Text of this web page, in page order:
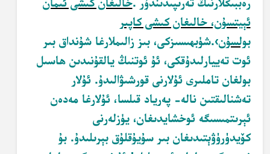
ئېيتسۇن، خالىغان كىشى كاپىر
بولسۇن›.شۈبھىسىزكى، بىز زالىملارغا شۇنداق بىر
ئوت تەييارلىدۇقكى، ئۇ ئوتنىڭ يالقۇنىدىن ھاسىل
بولغان تاملىرى ئۇلارنى قورشىۋالىدۇ. ئۇلار
تەشنالىقتىن نالە- پەرياد قىلسا، ئۇلارغا مەدەن
ئېرىتمىسىگە ئوخشايدىغان، يۈزلەرنى
كۆيدۈرۈۋېتىدىغان بىر سۇيۇقلۇق بېرىلىدۇ. بۇ